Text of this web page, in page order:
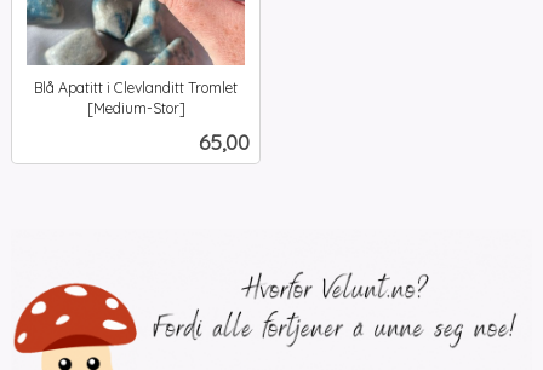
Blå Apatitt i Clevlanditt Tromlet
[Medium-Stor]
Pris
65,00